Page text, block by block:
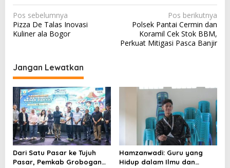
N
a
g
a
s
i
p
o
s
Pos sebelumnya
Pizza De Talas Inovasi
Kuliner ala Bogor
Pos berikutnya
Polsek Pantai Cermin dan
Koramil Cek Stok BBM,
Perkuat Mitigasi Pasca Banjir
Jangan Lewatkan
Dari Satu Pasar ke Tujuh
Pasar, Pemkab Grobogan
Hamzanwadi: Guru yang
Hidup dalam Ilmu dan